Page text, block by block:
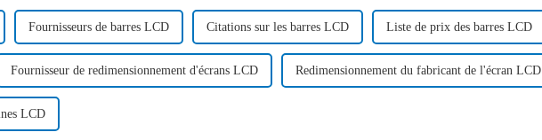
Fournisseurs de barres LCD Citations sur les barres LCD Liste de prix des barres LCD
Fournisseur de redimensionnement d'écrans LCD Redimensionnement du fabricant de l'écran LCD
LCD